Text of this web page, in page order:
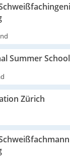
Summer School
Zürich